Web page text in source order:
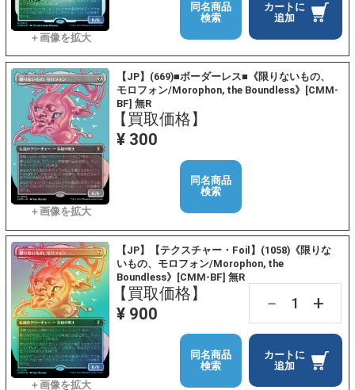
カートに
追加
同名商品
検索
【JP】(669)■ボーダーレス■《限りないもの、
モロフォン/Morophon, the Boundless》[CMM-
BF] 無R
【買取価格】
¥ 300
同名商品
検索
【JP】【テクスチャー・Foil】(1058)《限りな
いもの、モロフォン/Morophon, the
Boundless》[CMM-BF] 無R
【買取価格】
¥ 900
－ +
カートに
追加
同名商品
検索